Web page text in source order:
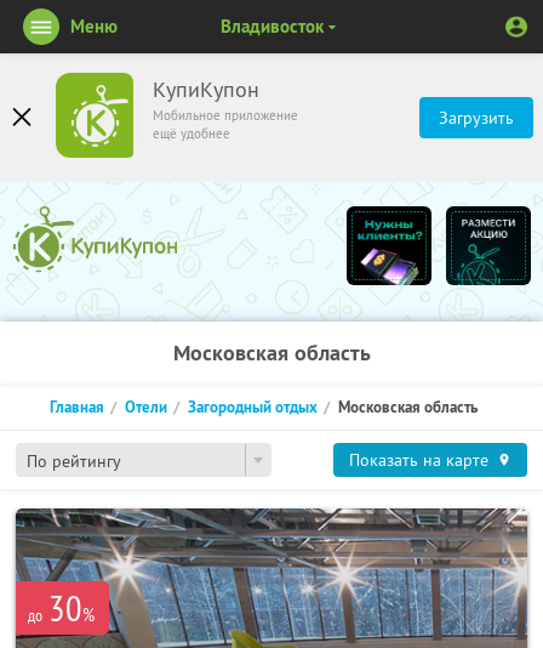
КупиКупон
Мобильное приложение
ещё удобнее
Загрузить
Меню Владивосток
Московская область
По рейтингу
Главная Отели Загородный отдых Московская область
Показать на карте
до 30%